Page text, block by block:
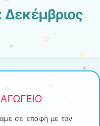
Δεκέμβριος
σε επαφή με τον